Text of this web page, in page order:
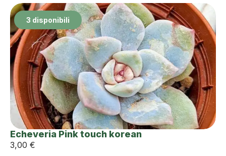
3 disponibili
Echeveria Pink touch korean
3,00 €